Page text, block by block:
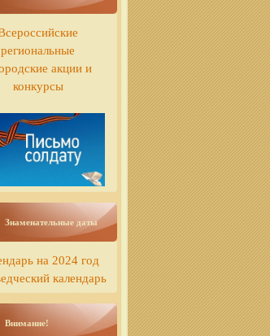
региональные
акции и
конкурсы
Знаменательные даты
на 2024 год
календарь
Внимание!